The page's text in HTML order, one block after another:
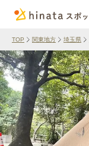
TOP 関東地方 埼玉県